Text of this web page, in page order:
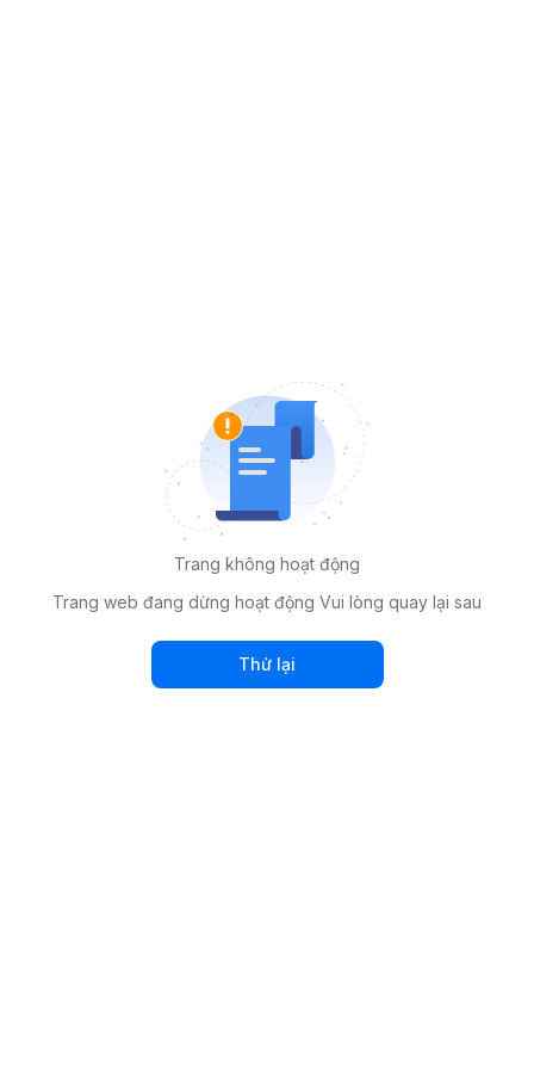
Trang không hoạt động
Trang web đang dừng hoạt động Vui lòng quay lại sau
Thử lại